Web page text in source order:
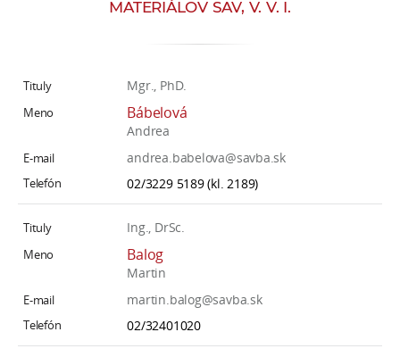
MATERIÁLOV SAV, V. V. I.
Mgr., PhD.
Bábelová
Andrea
andrea.babelova@savba.sk
02/3229 5189 (kl. 2189)
Ing., DrSc.
Balog
Martin
martin.balog@savba.sk
02/32401020